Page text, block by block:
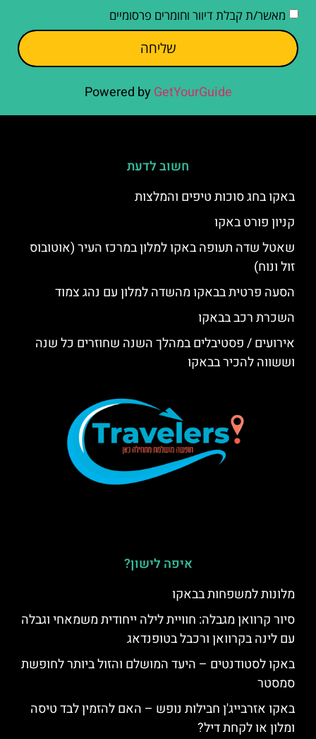
מאשר/ת קבלת דיוור וחומרים פרסומיים
שליחה
Powered by GetYourGuide
חשוב לדעת
באקו בחג סוכות טיפים והמלצות
קניון פורט באקו
שאטל שדה תעופה באקו למלון במרכז העיר (אוטובוס
זול ונוח)
הסעה פרטית בבאקו מהשדה למלון עם נהג צמוד
השכרת רכב בבאקו
אירועים / פסטיבלים במהלך השנה שחוזרים כל שנה
וששווה להכיר בבאקו
איפה לישון?
מלונות למשפחות בבאקו
סיור קרוואן מגבלה: חוויית לילה ייחודית משמאחי וגבלה
עם לינה בקרוואן ורכבל בטופנדאג
באקו לסטודנטים – היעד המושלם והזול ביותר לחופשת
סמסטר
באקו אזרבייג'ן חבילות נופש – האם להזמין לבד טיסה
ומלון או לקחת דיל?